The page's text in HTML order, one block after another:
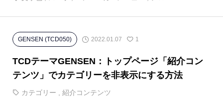
GENSEN (TCD050) 2022.01.07 1
TCDテーマGENSEN：トップページ「紹介コン
テンツ」でカテゴリーを非表示にする方法
カテゴリー 紹介コンテンツ